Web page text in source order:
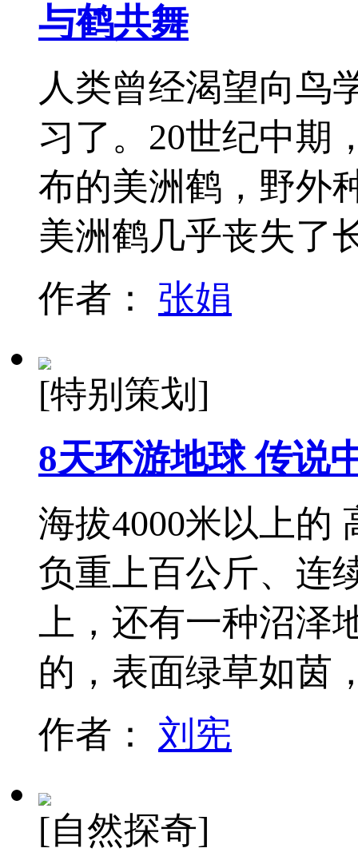
与鹤共舞
人类曾经渴望向鸟
习了。20世纪中期
布的美洲鹤，野外
美洲鹤几乎丧失
作者： 张娟
[特别策划]
8天环游地球 传说
海拔4000米以上的
负重上百公斤、连
上，还有一种沼
的，表面绿草如
作者： 刘宪
[自然探奇]